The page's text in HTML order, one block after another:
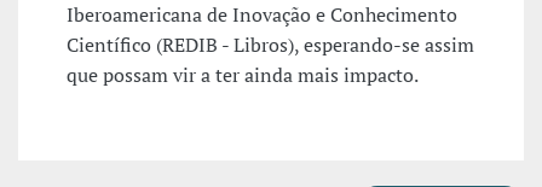
Iberoamericana de Inovação e Conhecimento
Científico (REDIB - Libros), esperando-se assim
que possam vir a ter ainda mais impacto.